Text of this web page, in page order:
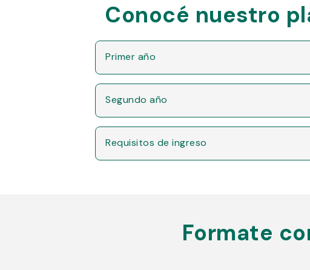
Conocé nuestro
Primer año
Segundo año
Requisitos de ingreso
Formate